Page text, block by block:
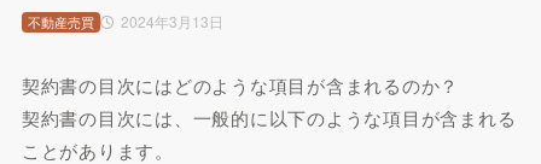
2024年3月13日
不動産売買
契約書の目次にはどのような項目が含まれるのか？
契約書の目次には、一般的に以下のような項目が含まれる
ことがあります。